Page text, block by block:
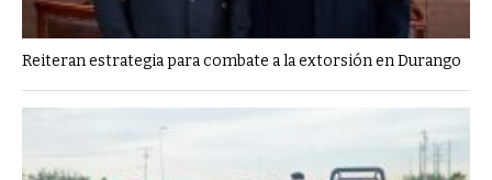
Reiteran estrategia para combate a la extorsión en Durango